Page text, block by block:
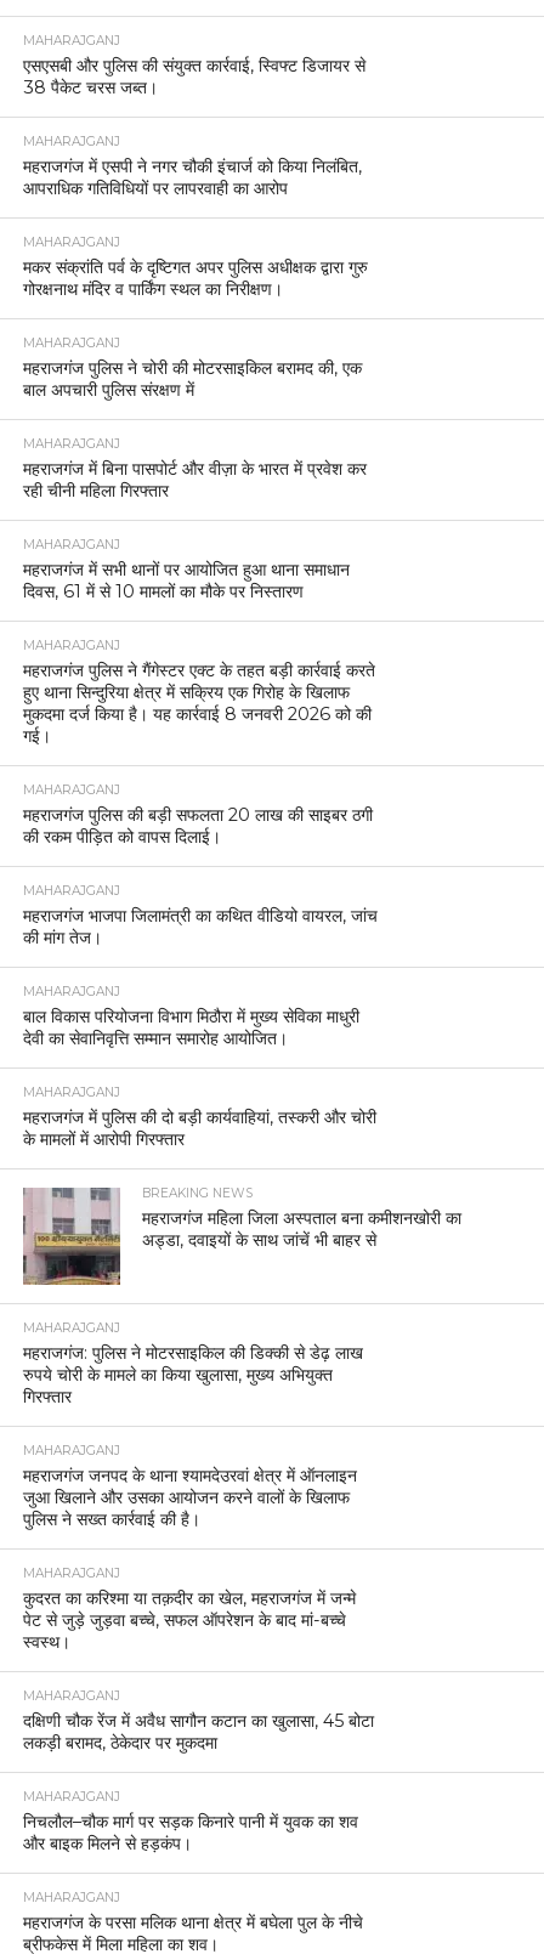
MAHARAJGANJ
एसएसबी और पुलिस की संयुक्त कार्रवाई, स्विफ्ट डिजायर से
38 पैकेट चरस जब्त।
MAHARAJGANJ
महराजगंज में एसपी ने नगर चौकी इंचार्ज को किया निलंबित,
आपराधिक गतिविधियों पर लापरवाही का आरोप
MAHARAJGANJ
मकर संक्रांति पर्व के दृष्टिगत अपर पुलिस अधीक्षक द्वारा गुरु
गोरक्षनाथ मंदिर व पार्किंग स्थल का निरीक्षण।
MAHARAJGANJ
महराजगंज पुलिस ने चोरी की मोटरसाइकिल बरामद की, एक
बाल अपचारी पुलिस संरक्षण में
MAHARAJGANJ
महराजगंज में बिना पासपोर्ट और वीज़ा के भारत में प्रवेश कर
रही चीनी महिला गिरफ्तार
MAHARAJGANJ
महराजगंज में सभी थानों पर आयोजित हुआ थाना समाधान
दिवस, 61 में से 10 मामलों का मौके पर निस्तारण
MAHARAJGANJ
महराजगंज पुलिस ने गैंगेस्टर एक्ट के तहत बड़ी कार्रवाई करते
हुए थाना सिन्दुरिया क्षेत्र में सक्रिय एक गिरोह के खिलाफ
मुकदमा दर्ज किया है। यह कार्रवाई 8 जनवरी 2026 को की
गई।
MAHARAJGANJ
महराजगंज पुलिस की बड़ी सफलता 20 लाख की साइबर ठगी
की रकम पीड़ित को वापस दिलाई।
MAHARAJGANJ
महराजगंज भाजपा जिलामंत्री का कथित वीडियो वायरल, जांच
की मांग तेज।
MAHARAJGANJ
बाल विकास परियोजना विभाग मिठौरा में मुख्य सेविका माधुरी
देवी का सेवानिवृत्ति सम्मान समारोह आयोजित।
MAHARAJGANJ
महराजगंज में पुलिस की दो बड़ी कार्यवाहियां, तस्करी और चोरी
के मामलों में आरोपी गिरफ्तार
BREAKING NEWS
महराजगंज महिला जिला अस्पताल बना कमीशनखोरी का
अड्डा, दवाइयों के साथ जांचें भी बाहर से
MAHARAJGANJ
महराजगंज: पुलिस ने मोटरसाइकिल की डिक्की से डेढ़ लाख
रुपये चोरी के मामले का किया खुलासा, मुख्य अभियुक्त
गिरफ्तार
MAHARAJGANJ
महराजगंज जनपद के थाना श्यामदेउरवां क्षेत्र में ऑनलाइन
जुआ खिलाने और उसका आयोजन करने वालों के खिलाफ
पुलिस ने सख्त कार्रवाई की है।
MAHARAJGANJ
कुदरत का करिश्मा या तक़दीर का खेल, महराजगंज में जन्मे
पेट से जुड़े जुड़वा बच्चे, सफल ऑपरेशन के बाद मां-बच्चे
स्वस्थ।
MAHARAJGANJ
दक्षिणी चौक रेंज में अवैध सागौन कटान का खुलासा, 45 बोटा
लकड़ी बरामद, ठेकेदार पर मुकदमा
MAHARAJGANJ
निचलौल–चौक मार्ग पर सड़क किनारे पानी में युवक का शव
और बाइक मिलने से हड़कंप।
MAHARAJGANJ
महराजगंज के परसा मलिक थाना क्षेत्र में बघेला पुल के नीचे
ब्रीफकेस में मिला महिला का शव।